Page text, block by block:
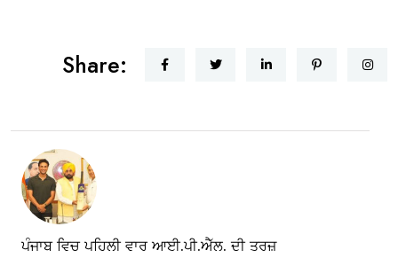
Share:
ਪੰਜਾਬ ਵਿਚ ਪਹਿਲੀ ਵਾਰ ਆਈ.ਪੀ.ਐੱਲ. ਦੀ ਤਰਜ਼